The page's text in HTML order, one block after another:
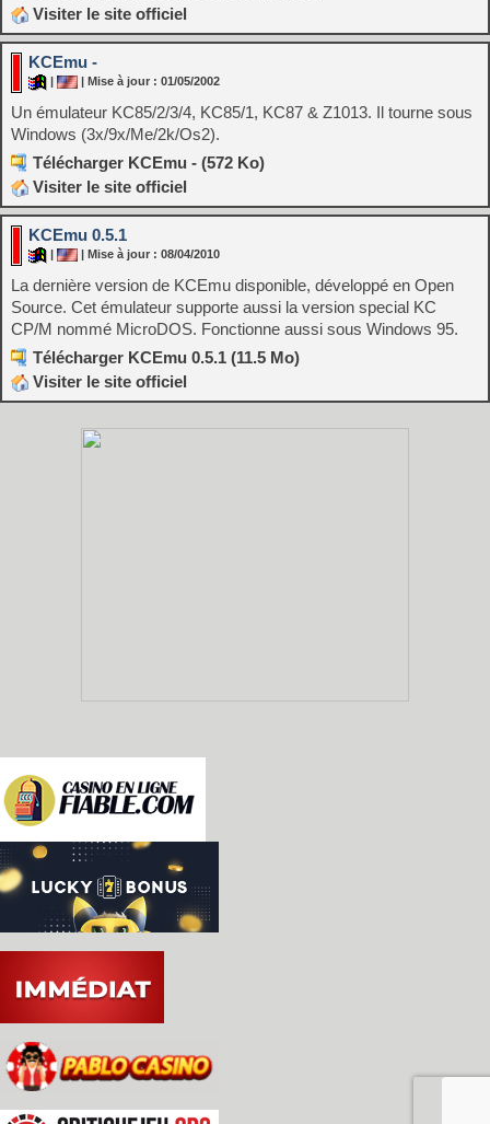
Visiter le site officiel
KCEmu -
| Mise à jour : 01/05/2002
Un émulateur KC85/2/3/4, KC85/1, KC87 & Z1013. Il tourne sous
Windows (3x/9x/Me/2k/Os2).
Télécharger KCEmu - (572 Ko)
Visiter le site officiel
KCEmu 0.5.1
| Mise à jour : 08/04/2010
La dernière version de KCEmu disponible, développé en Open
Source. Cet émulateur supporte aussi la version special KC
CP/M nommé MicroDOS. Fonctionne aussi sous Windows 95.
Télécharger KCEmu 0.5.1 (11.5 Mo)
Visiter le site officiel